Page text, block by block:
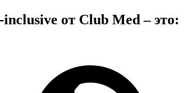
от Club Med – это: